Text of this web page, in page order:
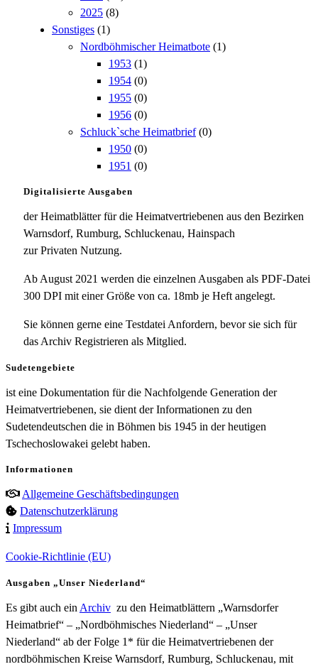
2025 (8)
Sonstiges (1)
Nordböhmischer Heimatbote (1)
1953 (1)
1954 (0)
1955 (0)
1956 (0)
Schluck`sche Heimatbrief (0)
1950 (0)
1951 (0)
Digitalisierte Ausgaben
der Heimatblätter für die Heimatvertriebenen aus den Bezirken
Warnsdorf, Rumburg, Schluckenau, Hainspach
zur Privaten Nutzung.
Ab August 2021 werden die einzelnen Ausgaben als PDF-Datei
300 DPI mit einer Größe von ca. 18mb je Heft angelegt.
Sie können gerne eine Testdatei Anfordern, bevor sie sich für
das Archiv Registrieren als Mitglied.
Sudetengebiete
ist eine Dokumentation für die Nachfolgende Generation der
Heimatvertriebenen, sie dient der Informationen zu den
Sudetendeutschen die in Böhmen bis 1945 in der heutigen
Tschechoslowakei gelebt haben.
Informationen
Allgemeine Geschäftsbedingungen
Datenschutzerklärung
Impressum
Cookie-Richtlinie (EU)
Ausgaben „Unser Niederland“
Es gibt auch ein Archiv zu den Heimatblättern „Warnsdorfer
Heimatbrief“ – „Nordböhmisches Niederland“ – „Unser
Niederland“ ab der Folge 1* für die Heimatvertriebenen der
nordböhmischen Kreise Warnsdorf, Rumburg, Schluckenau, mit